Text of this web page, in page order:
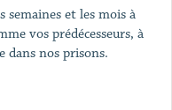
semaines et les mois à
vos prédécesseurs, à
dans nos prisons.